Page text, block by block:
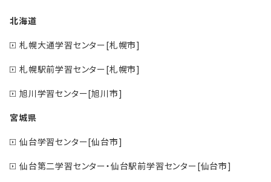
北海道
札幌大通学習センター[札幌市]
札幌駅前学習センター[札幌市]
旭川学習センター[旭川市]
宮城県
仙台学習センター[仙台市]
仙台第二学習センター・仙台駅前学習センター[仙台市]